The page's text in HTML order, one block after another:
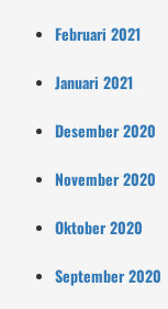
Februari 2021
Januari 2021
Desember 2020
November 2020
Oktober 2020
September 2020